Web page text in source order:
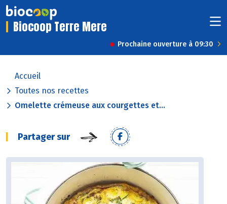
Biocoop Terre Mere
Prochaine ouverture à 09:30
Accueil
Toutes nos recettes
Omelette crémeuse aux courgettes et...
Partager sur